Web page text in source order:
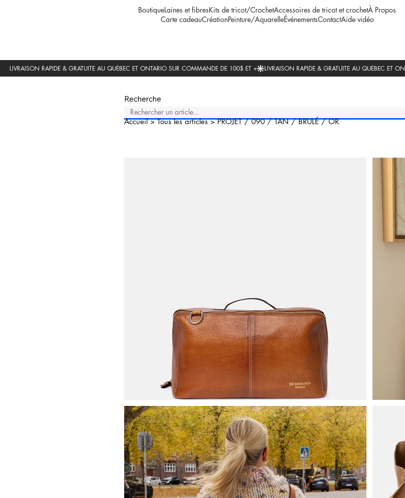
BoutiqueLaines et fibresKits de tricot/CrochetAccessoires de tricot et crochetÀ Propos
Carte cadeauCréationPeinture/AquarelleÉvénementsContactAide vidéo
Recherche
Accueil>Tous les articles>PROJET / 090 / TAN / BRULÉ / OR